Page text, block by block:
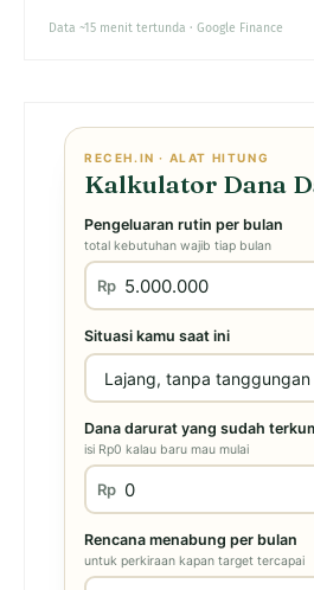
Data ~15 menit tertunda · Google Finance
RECEH.IN · ALAT HITUNG
Kalkulator Dana
Pengeluaran rutin per bulan
total kebutuhan wajib tiap bulan
Rp
Situasi kamu saat ini
Dana darurat yang sudah
isi Rp0 kalau baru mau mulai
Rp
Rencana menabung per bulan
untuk perkiraan kapan target tercapai